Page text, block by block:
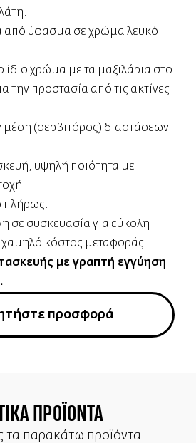
από ύφασμα σε χρώμα λευκό,
ίδιο χρώμα με τα μαξιλάρια στο
την προστασία από τις ακτίνες
(σερβιτόρος) διαστάσεων
υψηλή ποιότητα με
πλήρως.
σε συσκευασία για εύκολη
χαμηλό κόστος μεταφοράς.
με γραπτή εγγύηση
προσφορά
ΠΡΟΪΟΝΤΑ
τα παρακάτω προϊόντα